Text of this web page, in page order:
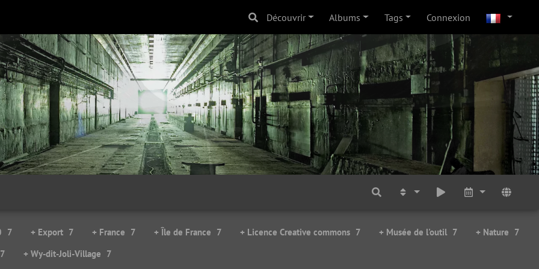
Découvrir Albums Tags Connexion
7 + Export 7 + France 7 + Île de France 7 + Licence Creative commons 7 + Musée de l'outil 7 + Nature 7
7 + Wy-dit-Joli-Village 7